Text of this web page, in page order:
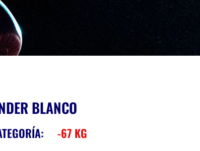
BLANCO
-67 KG